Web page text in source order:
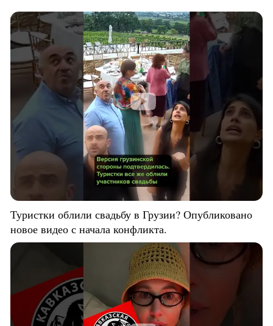
Туристки облили свадьбу в Грузии? Опубликовано
новое видео с начала конфликта.